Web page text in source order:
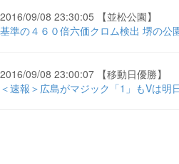
2016/09/08 23:30:05 【並松公園】
基準の４６０倍六価クロム検出 堺の公
2016/09/08 23:00:07 【移動日優勝】
＜速報＞広島がマジック「1」もVは明